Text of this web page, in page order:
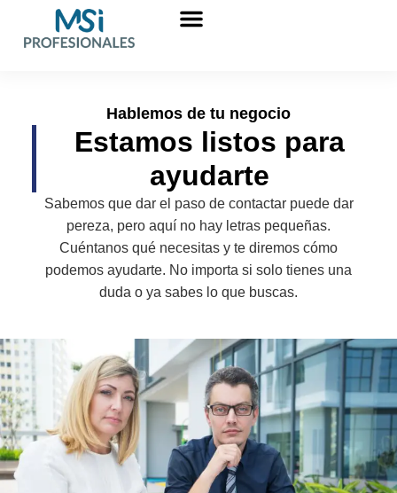
Hablemos de tu negocio
Estamos listos para
ayudarte
Sabemos que dar el paso de contactar puede dar
pereza, pero aquí no hay letras pequeñas.
Cuéntanos qué necesitas y te diremos cómo
podemos ayudarte. No importa si solo tienes una
duda o ya sabes lo que buscas.